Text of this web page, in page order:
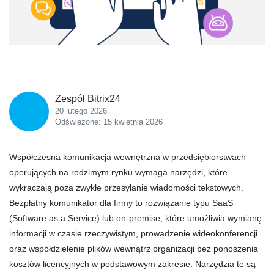
Zespół Bitrix24
20 lutego 2026
Odświezone: 15 kwietnia 2026
Współczesna komunikacja wewnętrzna w przedsiębiorstwach
operujących na rodzimym rynku wymaga narzędzi, które
wykraczają poza zwykłe przesyłanie wiadomości tekstowych.
Bezpłatny komunikator dla firmy to rozwiązanie typu SaaS
(Software as a Service) lub on-premise, które umożliwia wymianę
informacji w czasie rzeczywistym, prowadzenie wideokonferencji
oraz współdzielenie plików wewnątrz organizacji bez ponoszenia
kosztów licencyjnych w podstawowym zakresie. Narzędzia te są